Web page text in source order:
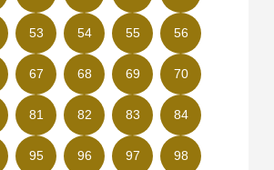
53 54 55 56
67 68 69 70
81 82 83 84
95 96 97 98